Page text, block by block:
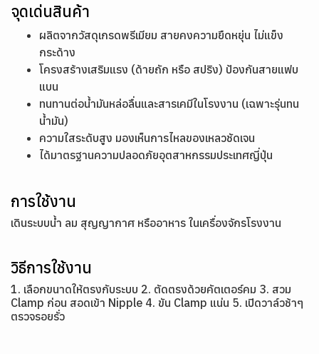
จุดเด่นสินค้า
ผลิตจากวัสดุเกรดพรีเมียม สายคงความยืดหยุ่น ไม่แข็ง
กระด้าง
โครงสร้างเสริมแรง (ด้ายถัก หรือ สปริง) ป้องกันสายแฟบ
แบน
ทนทานต่อน้ำมันหล่อลื่นและสารเคมีในโรงงาน (เฉพาะรุ่นทน
น้ำมัน)
ความใสระดับสูง มองเห็นการไหลของเหลวชัดเจน
ได้มาตรฐานความปลอดภัยอุตสาหกรรมประเทศญี่ปุ่น
การใช้งาน
เดินระบบน้ำ ลม สุญญากาศ หรืออาหาร ในเครื่องจักรโรงงาน
วิธีการใช้งาน
1. เลือกขนาดให้ตรงกับระบบ 2. ตัดตรงด้วยคัตเตอร์คม 3. สวม
Clamp ก่อน สอดเข้า Nipple 4. ขัน Clamp แน่น 5. เปิดวาล์วช้าๆ
ตรวจรอยรั่ว